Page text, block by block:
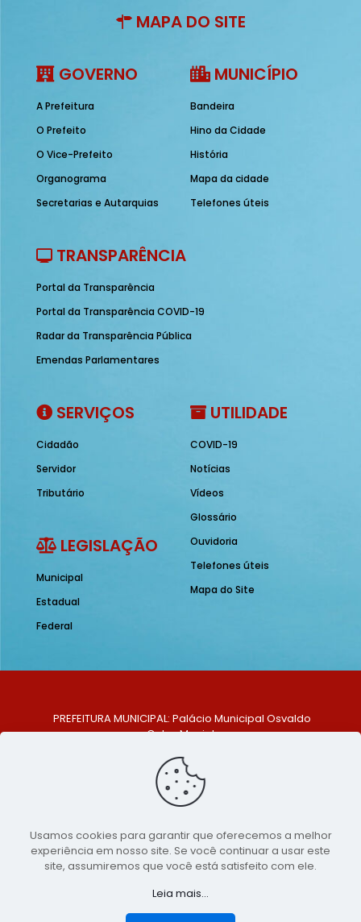
MAPA DO SITE
GOVERNO
A Prefeitura
O Prefeito
O Vice-Prefeito
Organograma
Secretarias e Autarquias
MUNICÍPIO
Bandeira
Hino da Cidade
História
Mapa da cidade
Telefones úteis
TRANSPARÊNCIA
Portal da Transparência
Portal da Transparência COVID-19
Radar da Transparência Pública
Emendas Parlamentares
SERVIÇOS
Cidadão
Servidor
Tributário
LEGISLAÇÃO
Municipal
Estadual
Federal
UTILIDADE
COVID-19
Notícias
Vídeos
Glossário
Ouvidoria
Telefones úteis
Mapa do Site
PREFEITURA MUNICIPAL: Palácio Municipal Osvaldo
Celso Maciel
Centro, São Bento do Una - PE. CEP: 553370-128
TELEFONE: (81) 99548-1569
E-MAIL: ouvidoria@saobentodouna.pe.gov.br
Copyright 2021-2026 - Assessoria de Comunicação da
Prefeitura de São Bento do Una - PE
publicidadeLumusWeb - Agência Digital
Usamos cookies para garantir que oferecemos a melhor
experiência em nosso site. Se você continuar a usar este
site, assumiremos que você está satisfeito com ele.
Leia mais...